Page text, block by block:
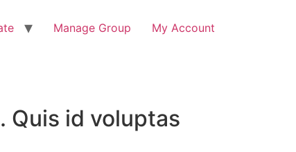
Manage Group My Account
Quis id voluptas